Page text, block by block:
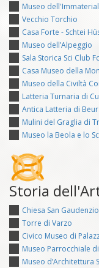
Museo
Vecchio Torchio
Casa Forte - Schtei
Museo dell’Alpeggio
Sala Storica Sci Club
Casa Museo della
Museo della Civiltà
Latteria Turnaria di
Antica Latteria di
Mulini del Graglia di
Museo la Beola e lo
Storia
Chiesa San
Torre di Varzo
Civico Museo di
Museo Parrocchiale
Museo d’Architettura